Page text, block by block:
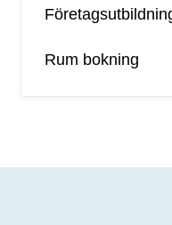
Rum bokning